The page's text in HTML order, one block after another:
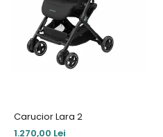
Carucior Lara 2
1.270,00 Lei